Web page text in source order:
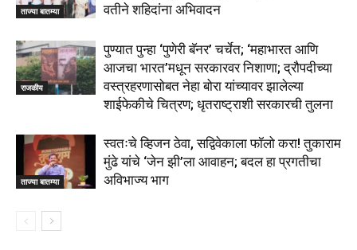
ताज्या बातम्या
वतीने शहिदांना अभिवादन
राजकीय
पुण्यात पुन्हा ‘पुणेरी बॅनर’ चर्चेत; ‘महाभारत आणि
आजचा भारत’मधून सरकारवर निशाणा; द्रौपदीच्या
वस्त्रहरणासोबत नेहा बोरा यांच्यावर झालेल्या
शाईफेकीचे चित्रण; धृतराष्ट्राशी सरकारची तुलना
ताज्या बातम्या
स्वतःचे व्हिजन ठेवा, सद्विवेकाला फॉलो करा! तुकाराम
मुंढे यांचे ‘जेन झी’ला आवाहन; बदल हा प्रगतीचा
अविभाज्य भाग